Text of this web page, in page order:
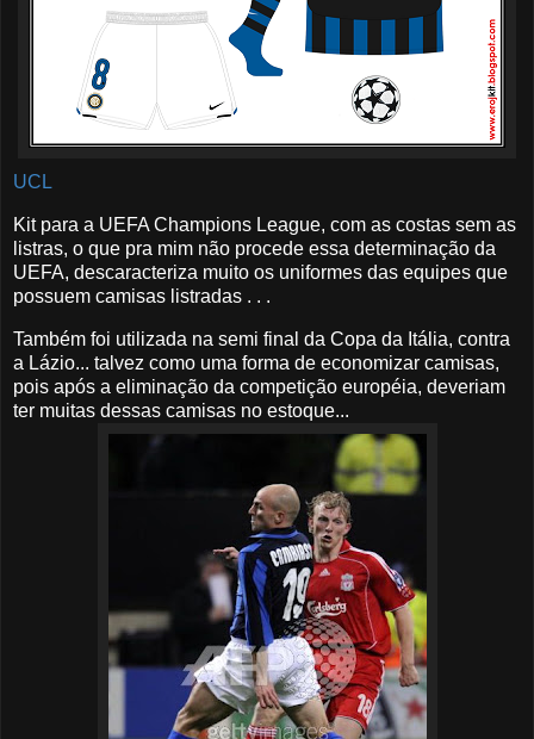
UCL
Kit para a UEFA Champions League, com as costas sem as
listras, o que pra mim não procede essa determinação da
UEFA, descaracteriza muito os uniformes das equipes que
possuem camisas listradas . . .
Também foi utilizada na semi final da Copa da Itália, contra
a Lázio... talvez como uma forma de economizar camisas,
pois após a eliminação da competição européia, deveriam
ter muitas dessas camisas no estoque...